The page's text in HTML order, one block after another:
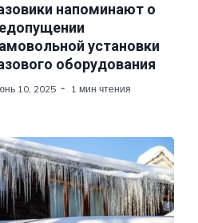
напоминают о
установки
оборудования
10, 2025 1 мин чтения